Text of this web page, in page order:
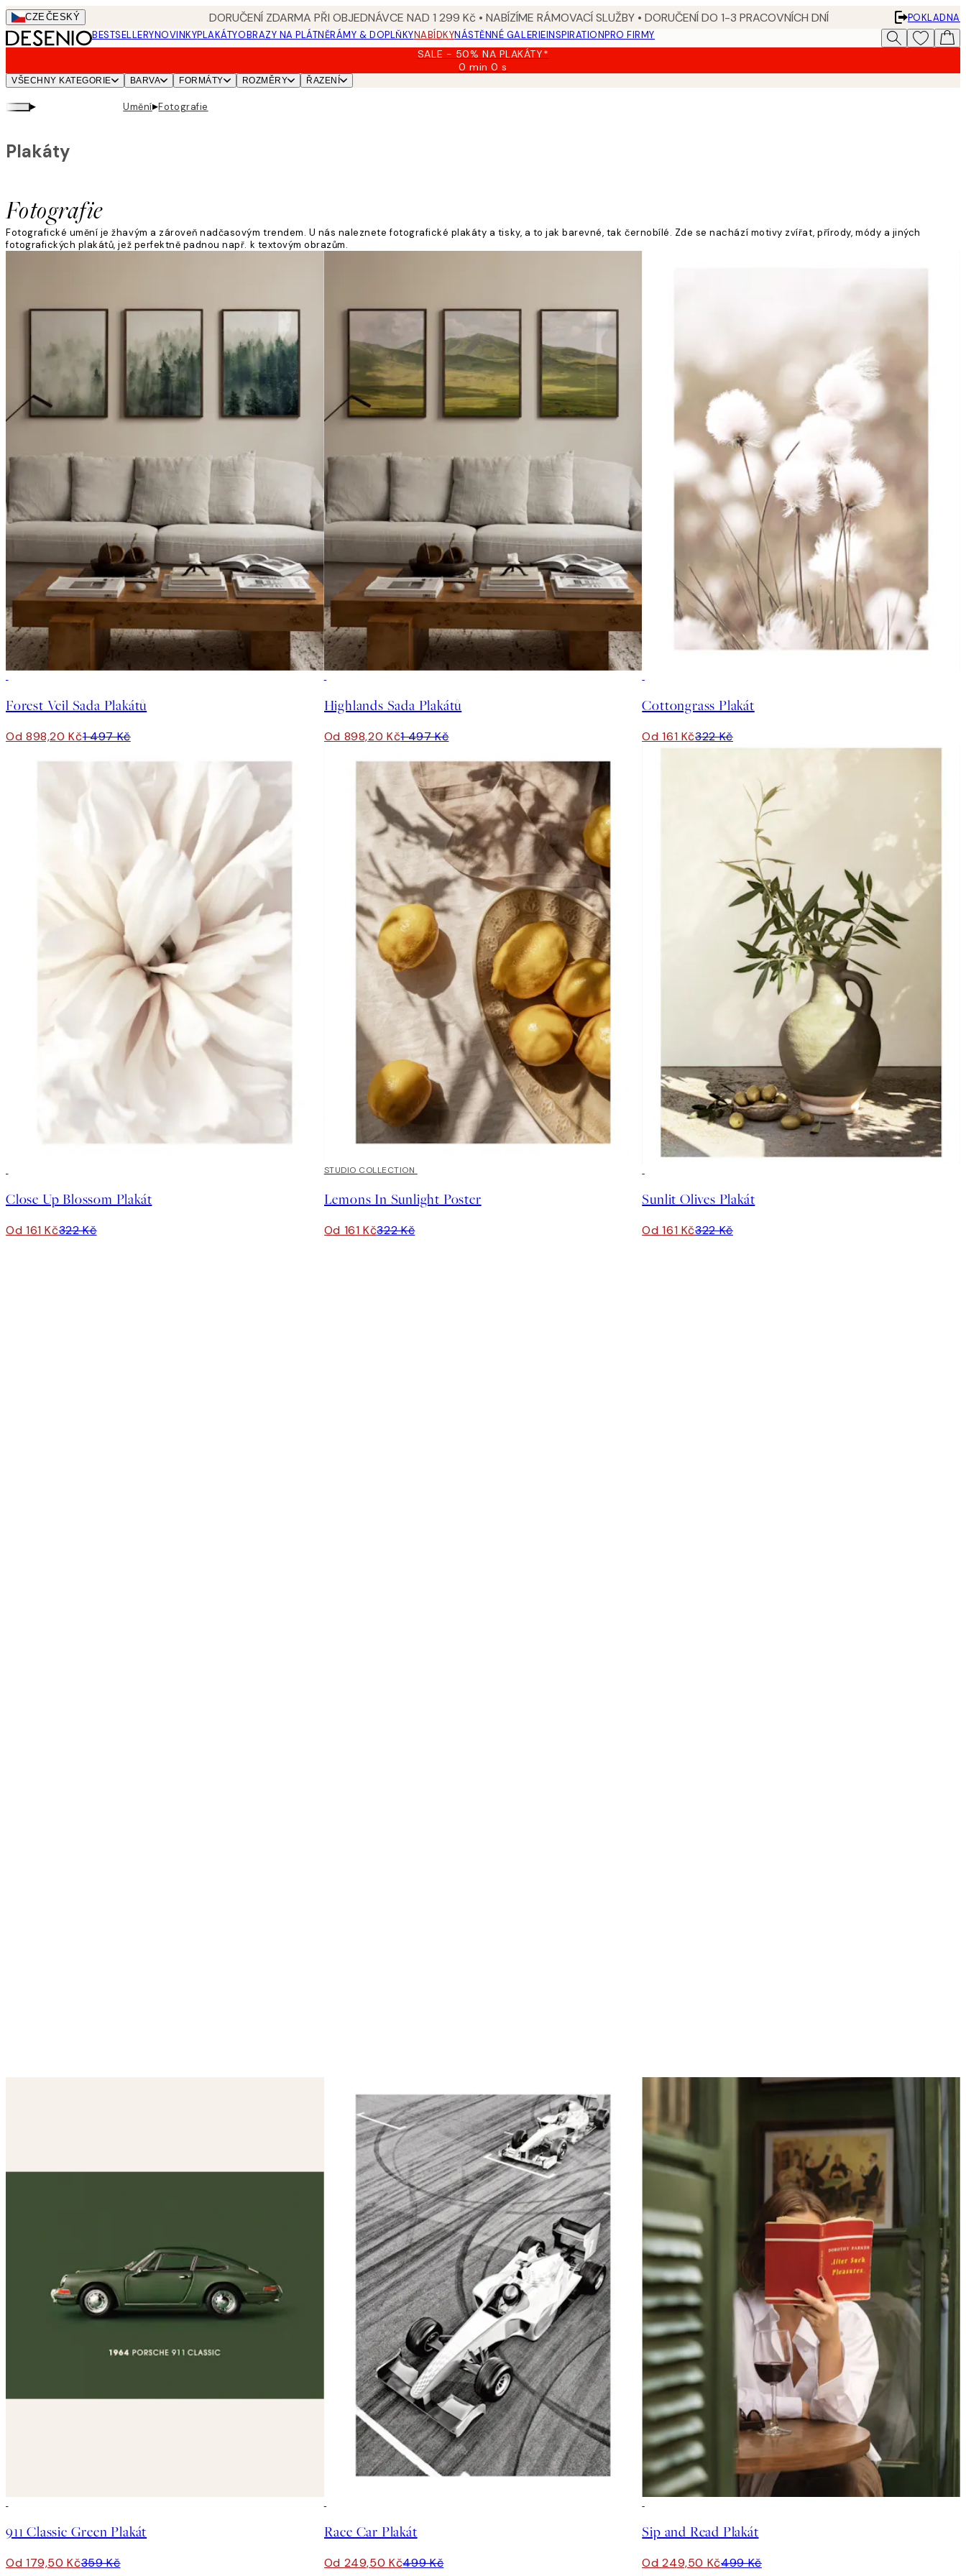
Skip
to
main
CZEČESKÝ DORUČENÍ ZDARMA PŘI OBJEDNÁVCE NAD 1 299 Kč • NABÍZÍME RÁMOVACÍ SLUŽBY • DORUČENÍ DO 1-3 PRACOVNÍCH DNÍ
POKLADNA
BESTSELLERYNOVINKYPLAKÁTYOBRAZY NA PLÁTNĚRÁMY & DOPLŇKYNABÍDKYNÁSTĚNNÉ GALERIEINSPIRATIONPRO FIRMY
SALE - 50% NA PLAKÁTY*
0 min0 s
Platné
VŠECHNY KATEGORIE BARVA FORMÁTY ROZMĚRY ŘAZENÍ
▸ Umění▸Fotografie
Fotografie
Plakáty
Fotografické umění je žhavým a zároveň nadčasovým trendem. U nás naleznete fotografické plakáty a tisky, a to jak barevné, tak černobílé. Zde se nachází motivy zvířat, přírody, módy a jiných
fotografických plakátů, jež perfektně padnou např. k textovým obrazům.
Forest Veil Sada Plakátů
Od 898,20 Kč1 497 Kč
Highlands Sada Plakátů
Od 898,20 Kč1 497 Kč
Cottongrass Plakát
Od 161 Kč322 Kč
Close Up Blossom Plakát
Od 161 Kč322 Kč
50%*
STUDIO COLLECTION
Lemons In Sunlight Poster
Od 161 Kč322 Kč
Sunlit Olives Plakát
Od 161 Kč322 Kč
911 Classic Green Plakát
Od 179,50 Kč359 Kč
Race Car Plakát
Od 249,50 Kč499 Kč
Sip and Read Plakát
Od 249,50 Kč499 Kč